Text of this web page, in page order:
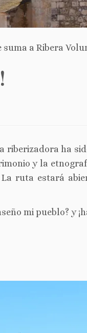
suma a Ribera
riberizadora ha
y la
ruta estará
mi pueblo? y